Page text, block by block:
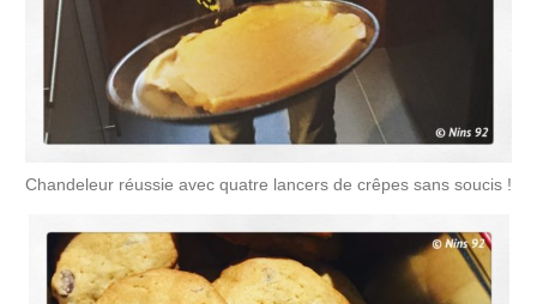
Chandeleur réussie avec quatre lancers de crêpes sans soucis !